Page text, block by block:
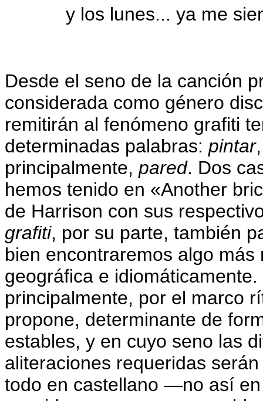
y los lunes... ya me
Desde el seno de la canción
considerada como género
remitirán al fenómeno grafiti
determinadas palabras: pintar
principalmente, pared. Dos
hemos tenido en «Another
de Harrison con sus
grafiti, por su parte, también
bien encontraremos algo
geográfica e
principalmente, por el marco
propone, determinante de
estables, y en cuyo seno las
aliteraciones requeridas
todo en castellano —no así